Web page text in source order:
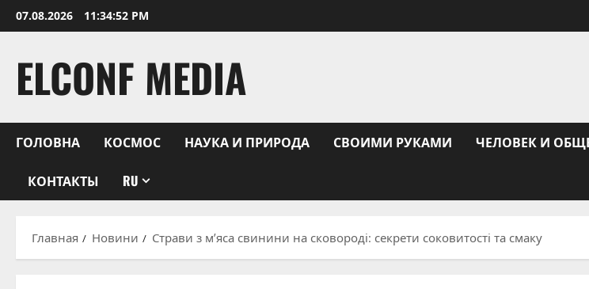
Перейти
к
07.08.2026 11:34:53 PM
ELCONF MEDIA
ГОЛОВНА КОСМОС НАУКА И ПРИРОДА СВОИМИ РУКАМИ ЧЕЛОВЕК И
КОНТАКТЫ RU
Главная Новини Страви з м’яса свинини на сковороді: секрети соковитості та смаку